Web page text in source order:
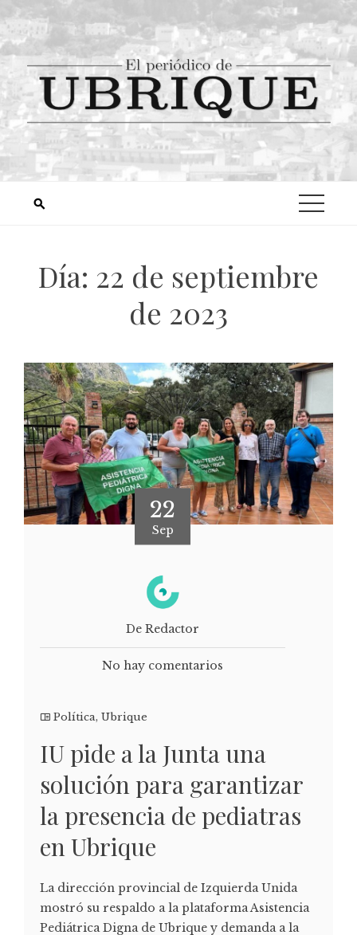
Día: 22 de septiembre
de 2023
22
Sep
De Redactor
No hay comentarios
Política, Ubrique
IU pide a la Junta una
solución para garantizar
la presencia de pediatras
en Ubrique
La dirección provincial de Izquierda Unida
mostró su respaldo a la plataforma Asistencia
Pediátrica Digna de Ubrique y demanda a la